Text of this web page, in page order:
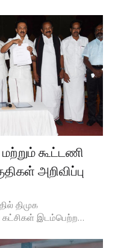
கூட்டணி
அறிவிப்பு
திமுக
இடம்பெற்ற…